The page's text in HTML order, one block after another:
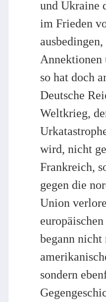
und Ukraine
im Frieden
Annektionen
so hat doch
Deutsche
Weltkrieg,
wird, nicht
Frankreich,
gegen die
Union
begann nicht
sondern